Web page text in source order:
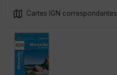
Cartes IGN correspondantes